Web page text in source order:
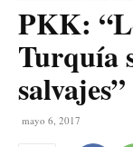
PKK:
Turquía
salvajes”
mayo 6, 2017